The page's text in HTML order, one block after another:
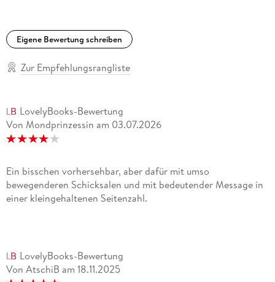
Eigene Bewertung schreiben
Zur Empfehlungsrangliste
LovelyBooks-Bewertung
Von Mondprinzessin am 03.07.2026
Ein bisschen vorhersehbar, aber dafür mit umso
bewegenderen Schicksalen und mit bedeutender Message in
einer kleingehaltenen Seitenzahl.
LovelyBooks-Bewertung
Von AtschiB am 18.11.2025